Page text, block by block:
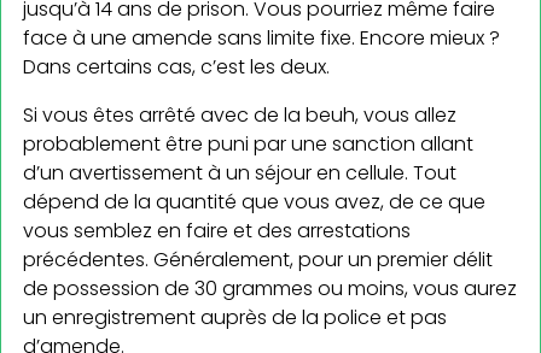
jusqu’à 14 ans de prison. Vous pourriez même faire
face à une amende sans limite fixe. Encore mieux ?
Dans certains cas, c’est les deux.
Si vous êtes arrêté avec de la beuh, vous allez
probablement être puni par une sanction allant
d’un avertissement à un séjour en cellule. Tout
dépend de la quantité que vous avez, de ce que
vous semblez en faire et des arrestations
précédentes. Généralement, pour un premier délit
de possession de 30 grammes ou moins, vous aurez
un enregistrement auprès de la police et pas
d’amende.